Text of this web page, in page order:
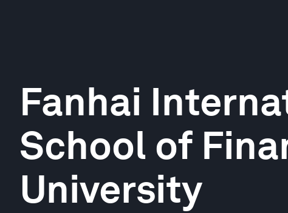
Fanhai
School of
University